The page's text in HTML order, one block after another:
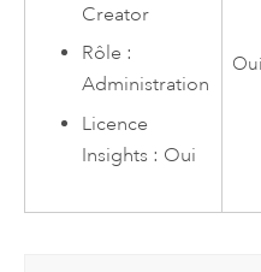
Creator
Rôle :
Administration
Licence
Insights : Oui
Oui